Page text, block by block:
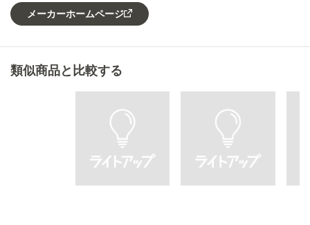
メーカーホームページ
類似商品と比較する